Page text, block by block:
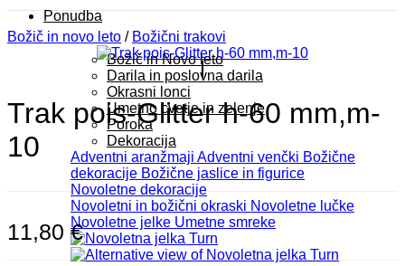
Ponudba
Božič in Novo leto
Darila in poslovna darila
Okrasni lonci
Umetno cvetje in zelenje
Poroka
Dekoracija
Adventni aranžmaji Adventni venčki Božične
dekoracije Božične jaslice in figurice
Novoletne dekoracije
Novoletni in božični okraski Novoletne lučke
Novoletne jelke Umetne smreke
Božič in novo leto / Božični trakovi
Trak pois-Glitter h-60 mm,m-
10
11,80 €